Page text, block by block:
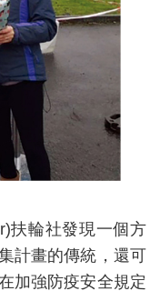
扶輪社發現一個方
計畫的傳統，還可
加強防疫安全規定